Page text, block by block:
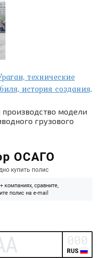
технические
история создания,
производство модели
грузового